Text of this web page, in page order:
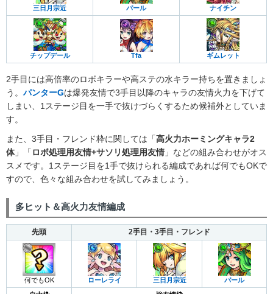
三日月宗近 パール ナイチン
チップデール Tfa ギムレット
2手目には高倍率のロボキラーや高ステの水キラー持ちを置きましょ
う。 パンターGは爆発友情で3手目以降のキャラの友情火力を下げて
しまい、1ステージ目を一手で抜けづらくするため候補外としていま
す。
また、3手目・フレンド枠に関しては「高火力ホーミングキャラ2
体」「 ロボ処理用友情+サソリ処理用友情 」などの組み合わせがオス
スメです。1ステージ目を1手で抜けられる編成であれば何でもOKで
すので、色々な組み合わせを試してみましょう。
多ヒット＆高火力友情編成
先頭 2手目・3手目・フレンド
何でもOK ローレライ 三日月宗近
パール